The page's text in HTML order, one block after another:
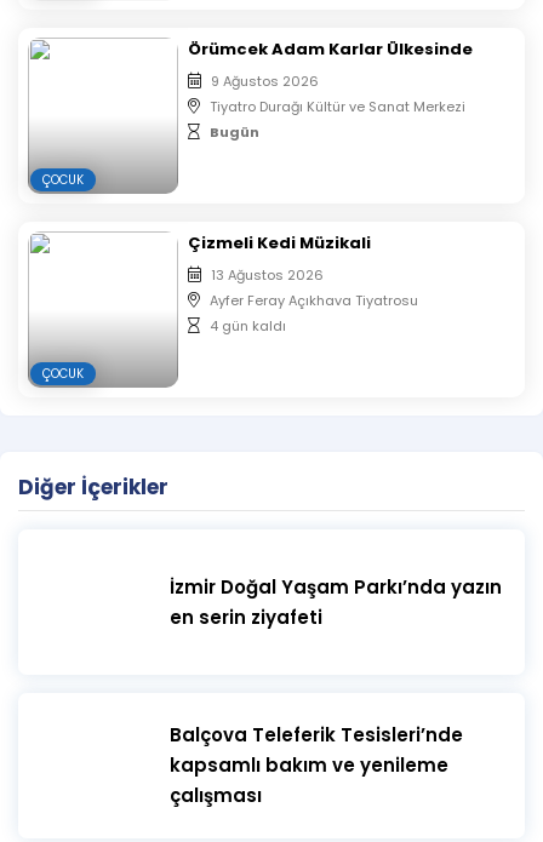
ÇOCUK
Örümcek Adam Karlar Ülkesinde
9 Ağustos 2026
Tiyatro Durağı Kültür ve Sanat Merkezi
Bugün
ÇOCUK
Çizmeli Kedi Müzikali
13 Ağustos 2026
Ayfer Feray Açıkhava Tiyatrosu
4 gün kaldı
Diğer İçerikler
İzmir Doğal Yaşam Parkı’nda yazın
en serin ziyafeti
​Balçova Teleferik Tesisleri’nde
kapsamlı bakım ve yenileme
çalışması